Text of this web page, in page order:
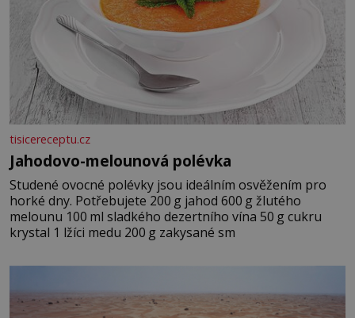
tisicereceptu.cz
Jahodovo-melounová polévka
Studené ovocné polévky jsou ideálním osvěžením pro
horké dny. Potřebujete 200 g jahod 600 g žlutého
melounu 100 ml sladkého dezertního vína 50 g cukru
krystal 1 lžíci medu 200 g zakysané sm